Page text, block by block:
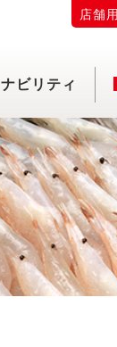
ビリティ
店舗